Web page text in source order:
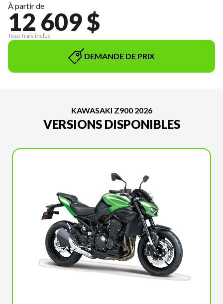
À partir de
12 609 $
Tous frais inclus
DEMANDE DE PRIX
KAWASAKI Z900 2026
VERSIONS DISPONIBLES